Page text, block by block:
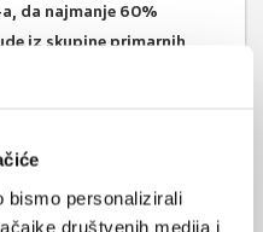
bismo personalizirali
društvenih medija i
da najmanje 60%
iz skupine primarnih
klasifikaciji SZO-a
kapaciteta nadzora i